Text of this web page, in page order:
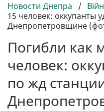
Новости Днепра /
15 человек: оккупанты
Днепропетровщине
Погибли как
человек:
по жд